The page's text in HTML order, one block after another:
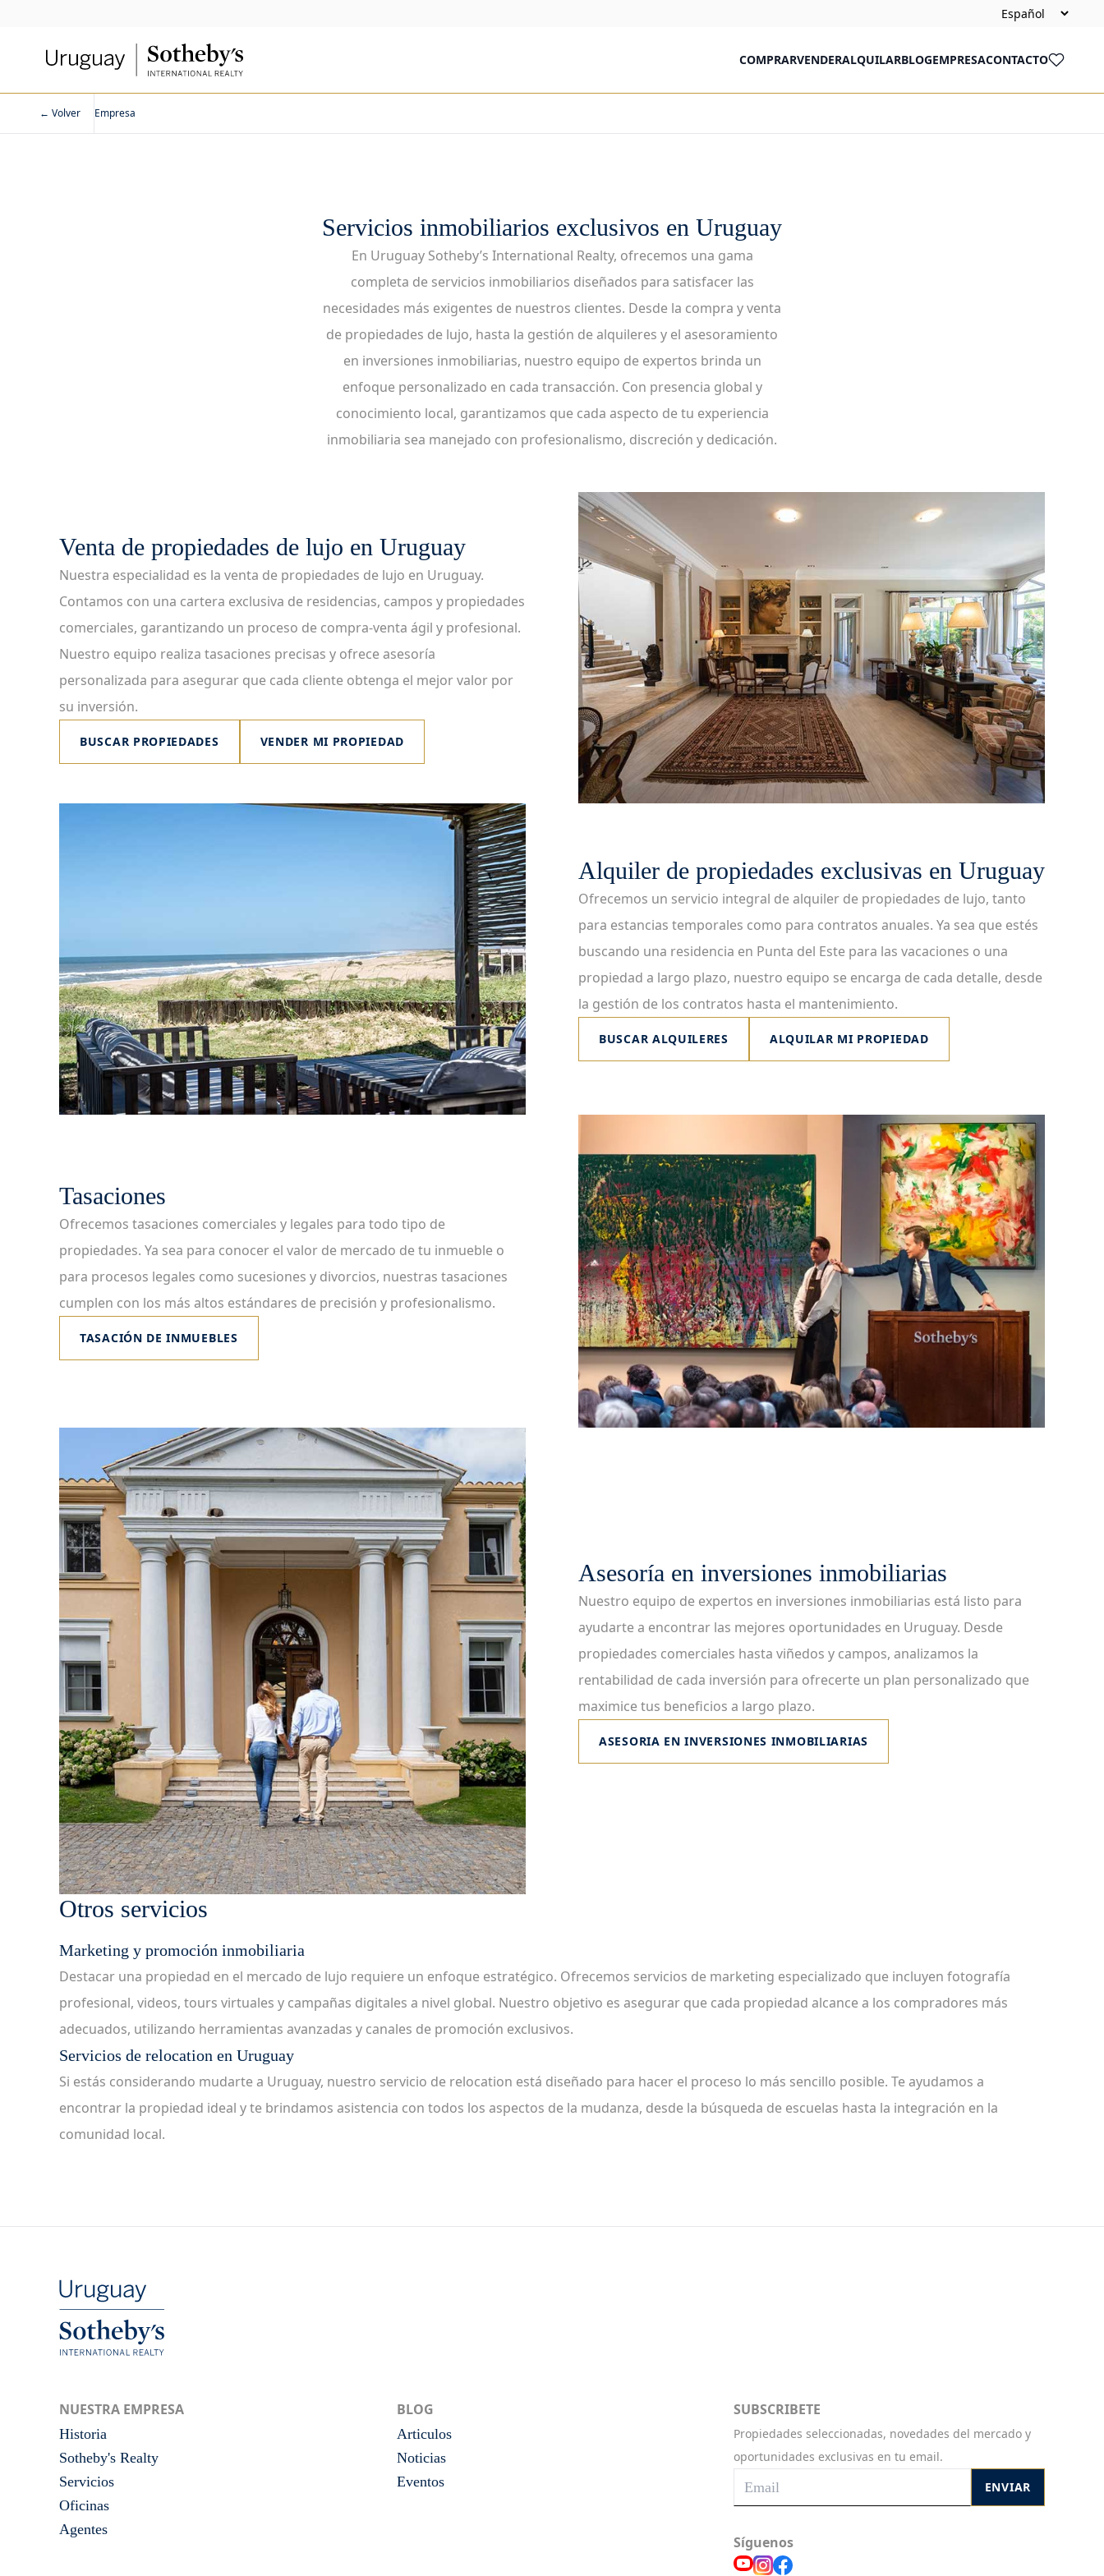
COMPRARVENDERALQUILARBLOGEMPRESACONTACTO
← Volver Empresa
Servicios inmobiliarios exclusivos en Uruguay
En Uruguay Sotheby’s International Realty, ofrecemos una gama
completa de servicios inmobiliarios diseñados para satisfacer las
necesidades más exigentes de nuestros clientes. Desde la compra y venta
de propiedades de lujo, hasta la gestión de alquileres y el asesoramiento
en inversiones inmobiliarias, nuestro equipo de expertos brinda un
enfoque personalizado en cada transacción. Con presencia global y
conocimiento local, garantizamos que cada aspecto de tu experiencia
inmobiliaria sea manejado con profesionalismo, discreción y dedicación.
Venta de propiedades de lujo en Uruguay
Nuestra especialidad es la venta de propiedades de lujo en Uruguay.
Contamos con una cartera exclusiva de residencias, campos y propiedades
comerciales, garantizando un proceso de compra-venta ágil y profesional.
Nuestro equipo realiza tasaciones precisas y ofrece asesoría
personalizada para asegurar que cada cliente obtenga el mejor valor por
su inversión.
BUSCAR PROPIEDADES VENDER MI PROPIEDAD
Alquiler de propiedades exclusivas en Uruguay
Ofrecemos un servicio integral de alquiler de propiedades de lujo, tanto
para estancias temporales como para contratos anuales. Ya sea que estés
buscando una residencia en Punta del Este para las vacaciones o una
propiedad a largo plazo, nuestro equipo se encarga de cada detalle, desde
la gestión de los contratos hasta el mantenimiento.
BUSCAR ALQUILERES ALQUILAR MI PROPIEDAD
Tasaciones
Ofrecemos tasaciones comerciales y legales para todo tipo de
propiedades. Ya sea para conocer el valor de mercado de tu inmueble o
para procesos legales como sucesiones y divorcios, nuestras tasaciones
cumplen con los más altos estándares de precisión y profesionalismo.
TASACIÓN DE INMUEBLES
Asesoría en inversiones inmobiliarias
Nuestro equipo de expertos en inversiones inmobiliarias está listo para
ayudarte a encontrar las mejores oportunidades en Uruguay. Desde
propiedades comerciales hasta viñedos y campos, analizamos la
rentabilidad de cada inversión para ofrecerte un plan personalizado que
maximice tus beneficios a largo plazo.
ASESORIA EN INVERSIONES INMOBILIARIAS
Otros servicios
Marketing y promoción inmobiliaria
Destacar una propiedad en el mercado de lujo requiere un enfoque estratégico. Ofrecemos servicios de marketing especializado que incluyen fotografía
profesional, videos, tours virtuales y campañas digitales a nivel global. Nuestro objetivo es asegurar que cada propiedad alcance a los compradores más
adecuados, utilizando herramientas avanzadas y canales de promoción exclusivos.
Servicios de relocation en Uruguay
Si estás considerando mudarte a Uruguay, nuestro servicio de relocation está diseñado para hacer el proceso lo más sencillo posible. Te ayudamos a
encontrar la propiedad ideal y te brindamos asistencia con todos los aspectos de la mudanza, desde la búsqueda de escuelas hasta la integración en la
comunidad local.
NUESTRA EMPRESA
Historia
Sotheby's Realty
Servicios
Oficinas
Agentes
BLOG
Articulos
Noticias
Eventos
SUBSCRIBETE
Propiedades seleccionadas, novedades del mercado y
oportunidades exclusivas en tu email.
ENVIAR
Síguenos